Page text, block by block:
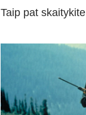
Taip pat skaitykite